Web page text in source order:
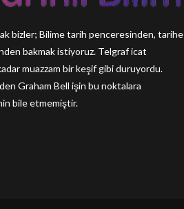
bizler; Bilime tarih penceresinden, tarihe
bakmak istiyoruz. Telgraf icat
muazzam bir keşif gibi duruyordu.
Graham Bell işin bu noktalara
bile etmemiştir.